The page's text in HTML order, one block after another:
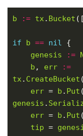
b := tx. Bucket
if b == nil
genesis
:=
b , err
:=
tx. CreateBucket
err = b . Put (
genesis .
err = b . Put
tip =